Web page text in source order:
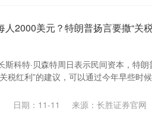
人2000美元？特朗普扬言要撒“关
斯科特·贝森特周日表示民间资本，特
税红利”的建议，可以通过今年早些时
日期：11-11
来源：长胜证券官网